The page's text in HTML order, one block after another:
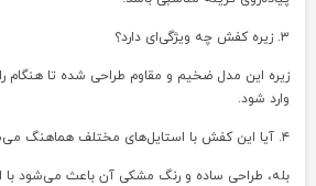
۳. زیره کفش چه ویژگی‌ای دارد؟
زیره این مدل ضخیم و مقاوم طراحی شده تا هنگام
وارد شود.
۴. آیا این کفش با استایل‌های مختلف هماهنگ می‌شود؟
بله، طراحی ساده و رنگ مشکی آن باعث می‌شود با